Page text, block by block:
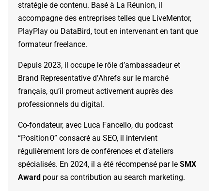
stratégie de contenu. Basé à La Réunion, il
accompagne des entreprises telles que LiveMentor,
PlayPlay ou DataBird, tout en intervenant en tant que
formateur freelance.
Depuis 2023, il occupe le rôle d’ambassadeur et
Brand Representative d’Ahrefs sur le marché
français, qu’il promeut activement auprès des
professionnels du digital.
Co-fondateur, avec Luca Fancello, du podcast
“Position 0” consacré au SEO, il intervient
régulièrement lors de conférences et d’ateliers
spécialisés. En 2024, il a été récompensé par le SMX
Award pour sa contribution au search marketing.